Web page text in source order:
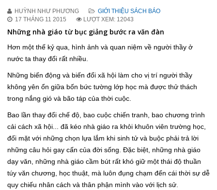
HUỲNH NHƯ PHƯƠNG
GIỚI THIỆU SÁCH BÁO
17 THÁNG 11 2015
LƯỢT XEM: 12043
Những nhà giáo từ bục giảng bước ra văn đàn
Hơn một thế kỷ qua, hình ảnh và quan niệm về người thầy ở
nước ta thay đổi rất nhiều.
Những biến động và biến đổi xã hội làm cho vị trí người thầy
không yên ổn giữa bốn bức tường lớp học mà được thử thách
trong nắng gió và bão táp của thời cuộc.
Bao lần thay đổi chế độ, bao cuộc chiến tranh, bao chương trình
cải cách xã hội... đã kéo nhà giáo ra khỏi khuôn viên trường học,
đối mặt với những chọn lựa lắm khi sinh tử và buộc phải trả lời
những câu hỏi gay cấn của đời sống. Đặc biệt, những nhà giáo
dạy văn, những nhà giáo cầm bút rất khó giữ một thái độ thuần
túy văn chương, học thuật, mà luôn đụng chạm đến cái thời sự dễ
quy chiếu nhân cách và thân phận mình vào với lịch sử.